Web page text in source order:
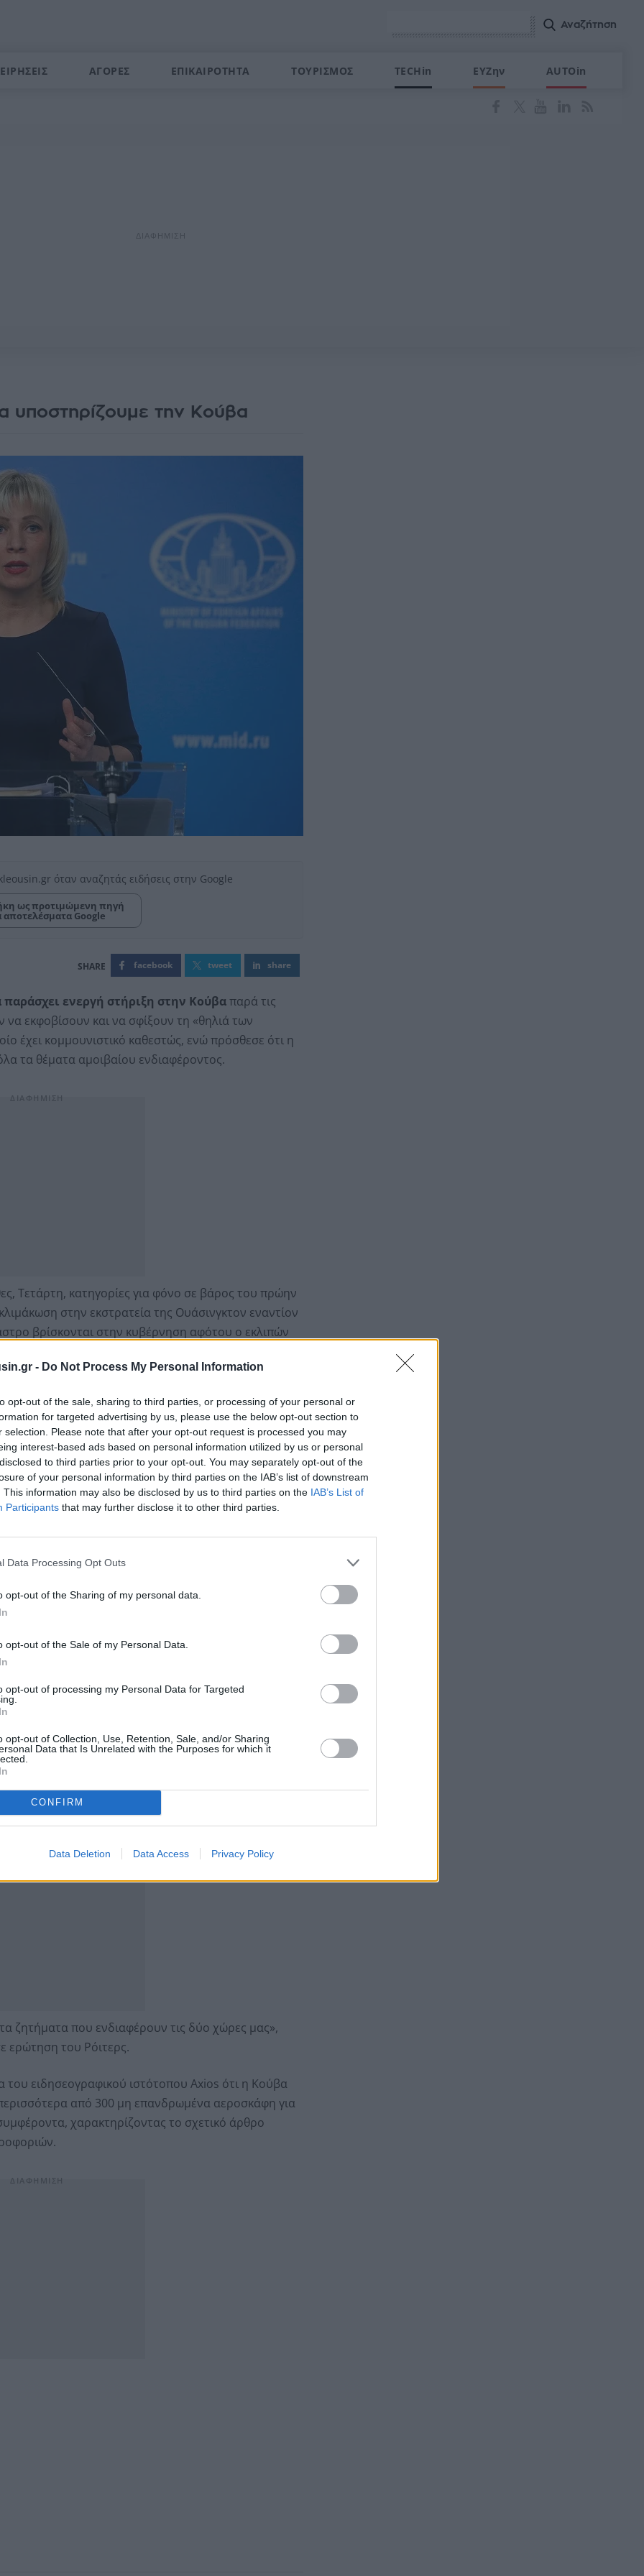
- Do Not Process My Personal Information
opt-out of the sale, sharing to third parties, or processing of your personal or
for targeted advertising by us, please use the below opt-out section to
selection. Please note that after your opt-out request is processed you may
interest-based ads based on personal information utilized by us or personal
to third parties prior to your opt-out. You may separately opt-out of the
of your personal information by third parties on the IAB’s list of downstream
This information may also be disclosed by us to third parties on the IAB’s List of
Participants that may further disclose it to other third parties.
Data Processing Opt Outs
opt-out of the Sharing of my personal data.
opt-out of the Sale of my Personal Data.
opt-out of processing my Personal Data for Targeted
opt-out of Collection, Use, Retention, Sale, and/or Sharing
Data that Is Unrelated with the Purposes for which it
CONFIRM
Data Deletion Data Access Privacy Policy
ΑΓΟΡΕΣ ΕΠΙΚΑΙΡΟΤΗΤΑ ΤΟΥΡΙΣΜΟΣ TECHin ΕΥΖην AUTOin
υποστηρίζουμε την Κούβα
όταν αναζητάς ειδήσεις στην Google
ως προτιμώμενη πηγή
αποτελέσματα Google
facebook tweet share
ενεργή στήριξη στην Κούβαπαρά τις
εκφοβίσουν και να σφίξουν τη «θηλιά των
έχει κομμουνιστικό καθεστώς, ενώ πρόσθεσε ότι η
τα θέματα αμοιβαίου ενδιαφέροντος.
Τετάρτη, κατηγορίες για φόνο σε βάρος του πρώην
στην εκστρατεία της Ουάσινγκτον εναντίον
βρίσκονται στην κυβέρνηση αφότου ο εκλιπών
της επανάστασης το 1959.
στήριξη στον αδελφό κουβανικό λαό στη
δήλωσε στους δημοσιογράφους η
Μαρία Ζαχάροβα.
με την Κούβα και καταδικάζουμε
ανάμιξης στις εσωτερικές υποθέσεις
παράνομων μονομερών περιοριστικών
για την υποστήριξη που θα παράσχει η Ρωσία,
«τη μισαλλοδοξία τους προς οποιαδήποτε
του αναβιώσαντος Δόγματος Μονρόε».
ζητήματα που ενδιαφέρουν τις δύο χώρες μας»,
του Ρόιτερς.
ειδησεογραφικού ιστότοπου Axios ότι η Κούβα
από 300 μη επανδρωμένα αεροσκάφη για
χαρακτηρίζοντας το σχετικό άρθρο